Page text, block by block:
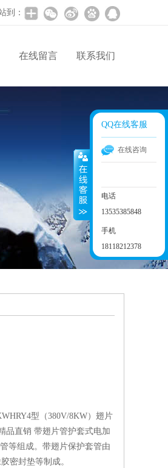
到：
在线留言 联系我们
型（380V/8KW）翅片
品直销 带翅片管护套式电加
等组成。带翅片保护套管由
密封垫等制成。
QQ在线客服
在线咨询
电话
13535385848
手机
18118212378